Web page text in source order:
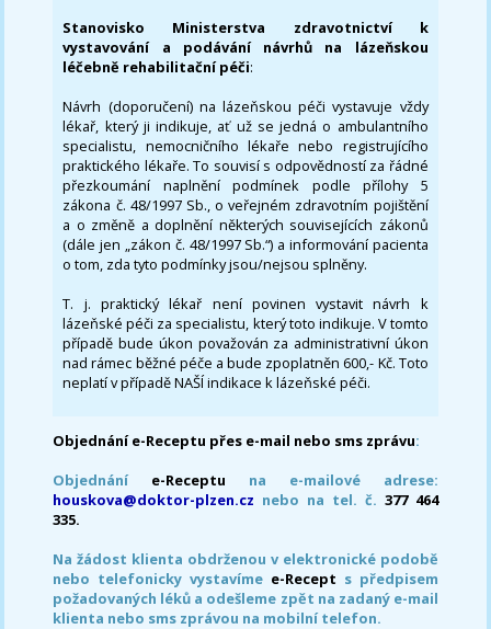
Stanovisko Ministerstva zdravotnictví k
vystavování a podávání návrhů na lázeňskou
léčebně rehabilitační péči:
Návrh (doporučení) na lázeňskou péči vystavuje vždy
lékař, který ji indikuje, ať už se jedná o ambulantního
specialistu, nemocničního lékaře nebo registrujícího
praktického lékaře. To souvisí s odpovědností za řádné
přezkoumání naplnění podmínek podle přílohy 5
zákona č. 48/1997 Sb., o veřejném zdravotním pojištění
a o změně a doplnění některých souvisejících zákonů
(dále jen „zákon č. 48/1997 Sb.“) a informování pacienta
o tom, zda tyto podmínky jsou/nejsou splněny.
T. j. praktický lékař není povinen vystavit návrh k
lázeňské péči za specialistu, který toto indikuje. V tomto
případě bude úkon považován za administrativní úkon
nad rámec běžné péče a bude zpoplatněn 600,- Kč. Toto
neplatí v případě NAŠÍ indikace k lázeňské péči.
Objednání e-Receptu přes e-mail nebo sms zprávu:
Objednání e-Receptu na e-mailové adrese:
houskova@doktor-plzen.cz nebo na tel. č. 377 464
335.
Na žádost klienta obdrženou v elektronické podobě
nebo telefonicky vystavíme e-Recept s předpisem
požadovaných léků a odešleme zpět na zadaný e-mail
klienta nebo sms zprávou na mobilní telefon.